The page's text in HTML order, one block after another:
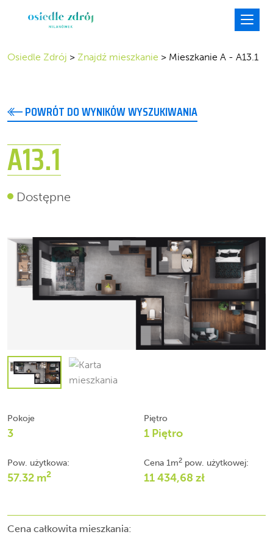
Osiedle Zdrój > Znajdź mieszkanie > Mieszkanie A - A13.1
POWRÓT DO WYNIKÓW WYSZUKIWANIA
A13.1
Dostępne
Pokoje
3
Piętro
1 Piętro
Pow. użytkowa:
57.32 m2
Cena 1m2 pow. użytkowej:
11 434,68 zł
Cena całkowita mieszkania: